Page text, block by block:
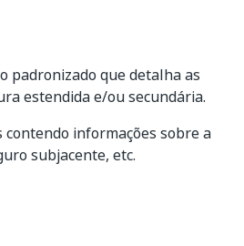
padronizado que detalha as
estendida e/ou secundária.
informações sobre a
subjacente, etc.